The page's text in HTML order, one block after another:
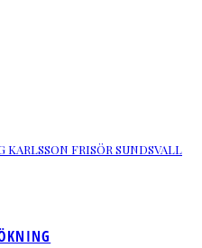
KARLSSON FRISÖR SUNDSVALL